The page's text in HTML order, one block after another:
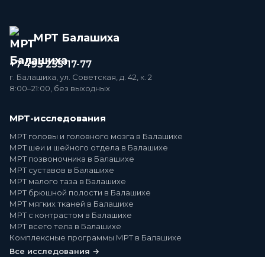
МРТ Балашиха
+7 495 255-17-77
г. Балашиха, ул. Советская, д. 42, к. 2
8:00–21:00, без выходных
МРТ-исследования
МРТ головы и головного мозга в Балашихе
МРТ шеи и шейного отдела в Балашихе
МРТ позвоночника в Балашихе
МРТ суставов в Балашихе
МРТ малого таза в Балашихе
МРТ брюшной полости в Балашихе
МРТ мягких тканей в Балашихе
МРТ с контрастом в Балашихе
МРТ всего тела в Балашихе
Комплексные программы МРТ в Балашихе
Все исследования →